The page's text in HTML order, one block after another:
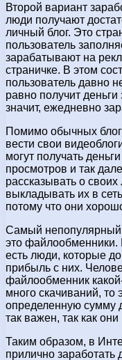
Второй вариант
люди получают
личный блог. Это
пользователь
зарабатывают на
страничке. В этом
пользователь давно
равно получит
значит, ежедневно
Помимо обычных
вести свои
могут получать
просмотров и так
рассказывать о
выкладывать их в
потому что они
Самый непопулярный
это файлообменники.
есть люди, которые
прибыль с них.
файлообменник
много скачиваний, то
определенную сумму
так важен, так как
Таким образом, в
прилично заработать